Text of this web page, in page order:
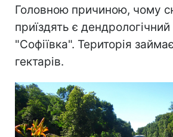
Головною причиною, чому
приїздять є
"Софіївка". Територія
гектарів.